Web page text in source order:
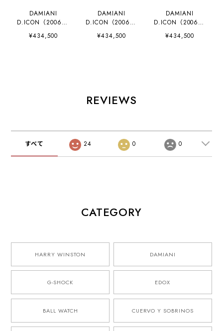
DAMIANI
D.ICON（200682
99）
¥434,500
DAMIANI
D.ICON（200627
42）
¥434,500
DAMIANI
D.ICON（200627
42）
¥434,500
REVIEWS
すべて 24 0 0
CATEGORY
HARRY WINSTON DAMIANI
G-SHOCK EDOX
BALL WATCH CUERVO Y SOBRINOS